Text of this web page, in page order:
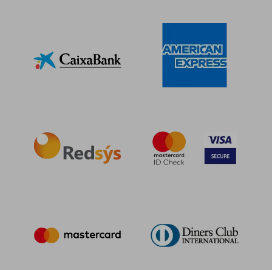
5% 52,15 €